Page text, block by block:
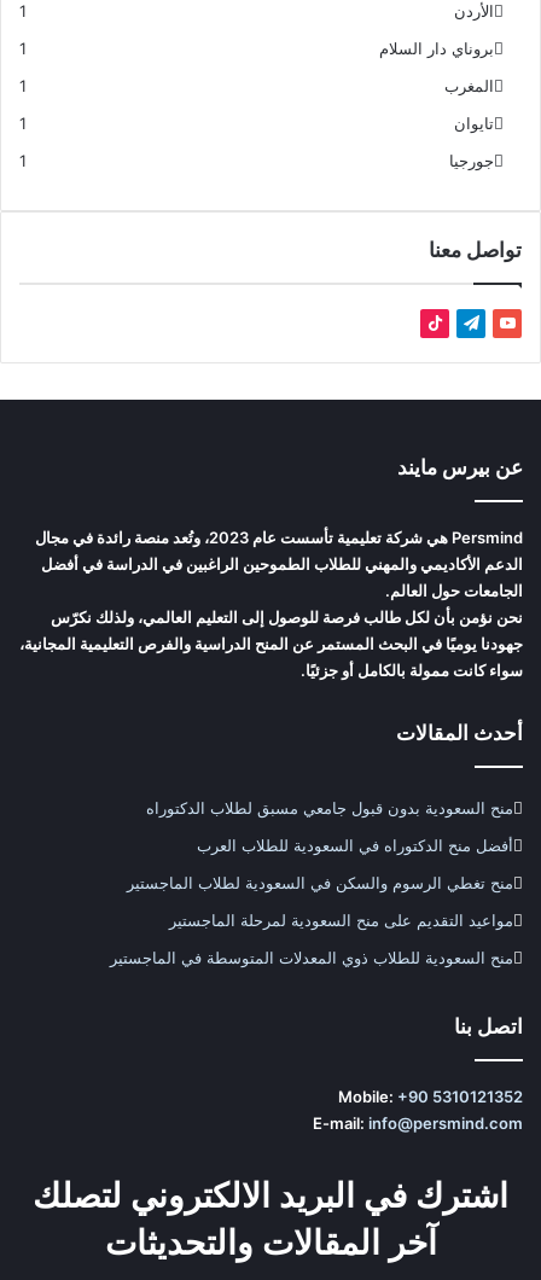
الأردن
1
بروناي دار السلام
1
المغرب
1
تايوان
1
جورجيا
1
تواصل معنا
‫YouTube
تيلقرام
عن بيرس مايند
Persmind هي شركة تعليمية تأسست عام 2023، وتُعد منصة رائدة في مجال
الدعم الأكاديمي والمهني للطلاب الطموحين الراغبين في الدراسة في أفضل
الجامعات حول العالم.
نحن نؤمن بأن لكل طالب فرصة للوصول إلى التعليم العالمي، ولذلك نكرّس
جهودنا يوميًا في البحث المستمر عن المنح الدراسية والفرص التعليمية المجانية،
سواء كانت ممولة بالكامل أو جزئيًا.
أحدث المقالات
منح السعودية بدون قبول جامعي مسبق لطلاب الدكتوراه
أفضل منح الدكتوراه في السعودية للطلاب العرب
منح تغطي الرسوم والسكن في السعودية لطلاب الماجستير
مواعيد التقديم على منح السعودية لمرحلة الماجستير
منح السعودية للطلاب ذوي المعدلات المتوسطة في الماجستير
اتصل بنا
Mobile: +90 5310121352
E-mail: info@persmind.com
اشترك في البريد الالكتروني لتصلك
آخر المقالات والتحديثات